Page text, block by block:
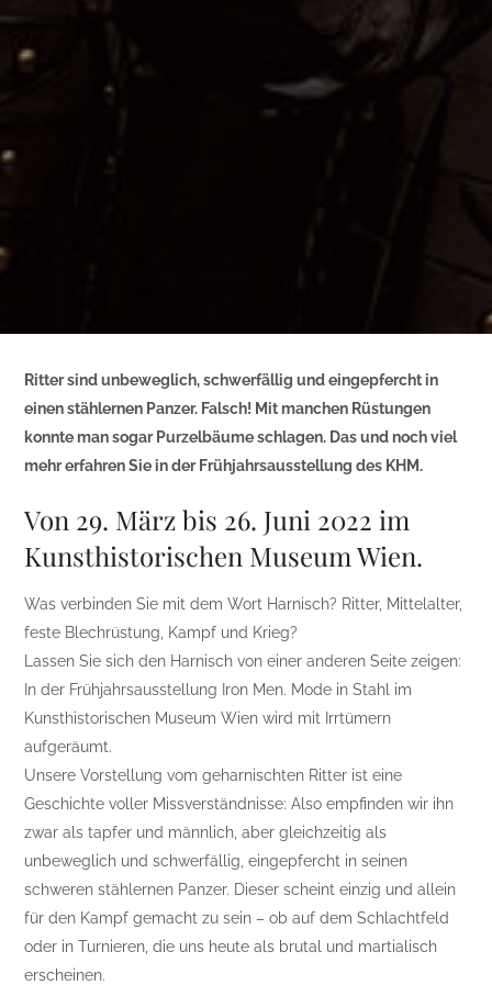
Ritter sind unbeweglich, schwerfällig und eingepfercht in
einen stählernen Panzer. Falsch! Mit manchen Rüstungen
konnte man sogar Purzelbäume schlagen. Das und noch viel
mehr erfahren Sie in der Frühjahrsausstellung des KHM.
Von 29. März bis 26. Juni 2022 im
Kunsthistorischen Museum Wien.
Was verbinden Sie mit dem Wort Harnisch? Ritter, Mittelalter,
feste Blechrüstung, Kampf und Krieg?
Lassen Sie sich den Harnisch von einer anderen Seite zeigen:
In der Frühjahrsausstellung Iron Men. Mode in Stahl im
Kunsthistorischen Museum Wien wird mit Irrtümern
aufgeräumt.
Unsere Vorstellung vom geharnischten Ritter ist eine
Geschichte voller Missverständnisse: Also empfinden wir ihn
zwar als tapfer und männlich, aber gleichzeitig als
unbeweglich und schwerfällig, eingepfercht in seinen
schweren stählernen Panzer. Dieser scheint einzig und allein
für den Kampf gemacht zu sein – ob auf dem Schlachtfeld
oder in Turnieren, die uns heute als brutal und martialisch
erscheinen.